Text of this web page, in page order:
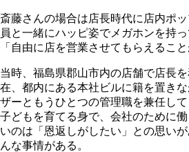
斎藤さんの場合は店長時代に店内ポ
員と一緒にハッピ姿でメガホンを持
「自由に店を営業させてもらえるこ
当時、福島県郡山市内の店舗で店長
在、都内にある本社ビルに籍を置き
ザーともうひとつの管理職を兼任し
子どもを育てる身で、会社のために
いのは「恩返しがしたい」との思い
んな事情がある。